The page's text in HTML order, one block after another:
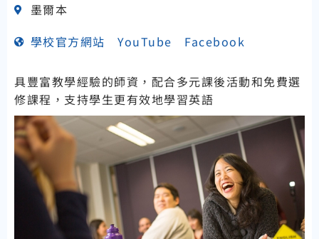
墨爾本
學校官方網站 YouTube Facebook
具豐富教學經驗的師資，配合多元課後活動和免費選
修課程，支持學生更有效地學習英語